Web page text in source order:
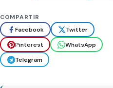
COMPARTIR
Facebook
Twitter
Pinterest
WhatsApp
Telegram